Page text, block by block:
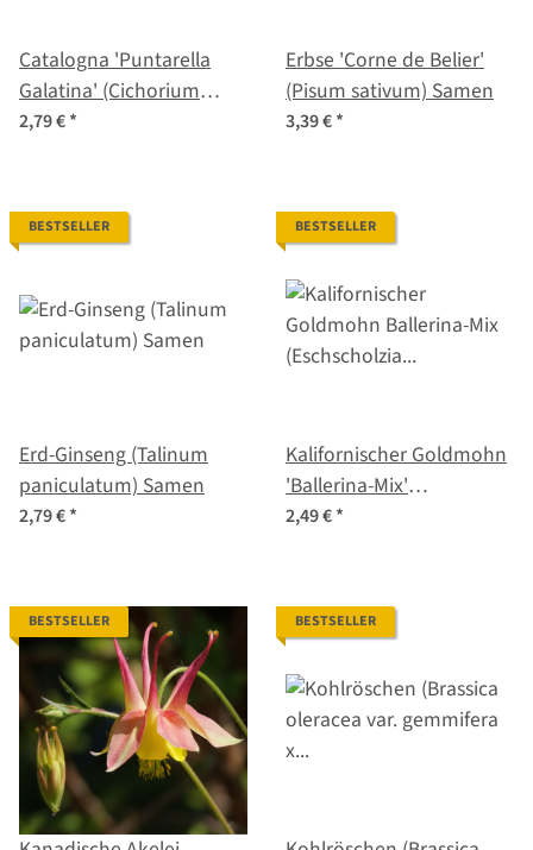
Catalogna 'Puntarella
Galatina' (Cichorium
intybus var. foliosum)
2,79 €*
Erbse 'Corne de Belier'
(Pisum sativum) Samen
3,39 €*
BESTSELLER
Erd-Ginseng (Talinum
paniculatum) Samen
2,79 €*
BESTSELLER
Kalifornischer Goldmohn
'Ballerina-Mix'
(Eschscholzia californica)
2,49 €*
BESTSELLER BESTSELLER